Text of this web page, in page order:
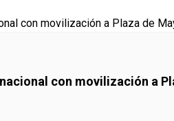
con movilización a